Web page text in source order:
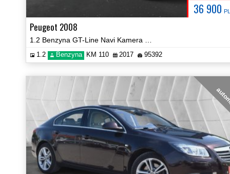
36 900
Peugeot 2008
1.2 Benzyna KM 110 2017 95392